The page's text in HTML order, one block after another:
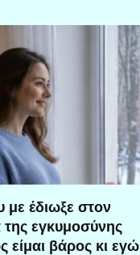
με έδιωξε στον
εγκυμοσύνης
είμαι βάρος κι εγώ